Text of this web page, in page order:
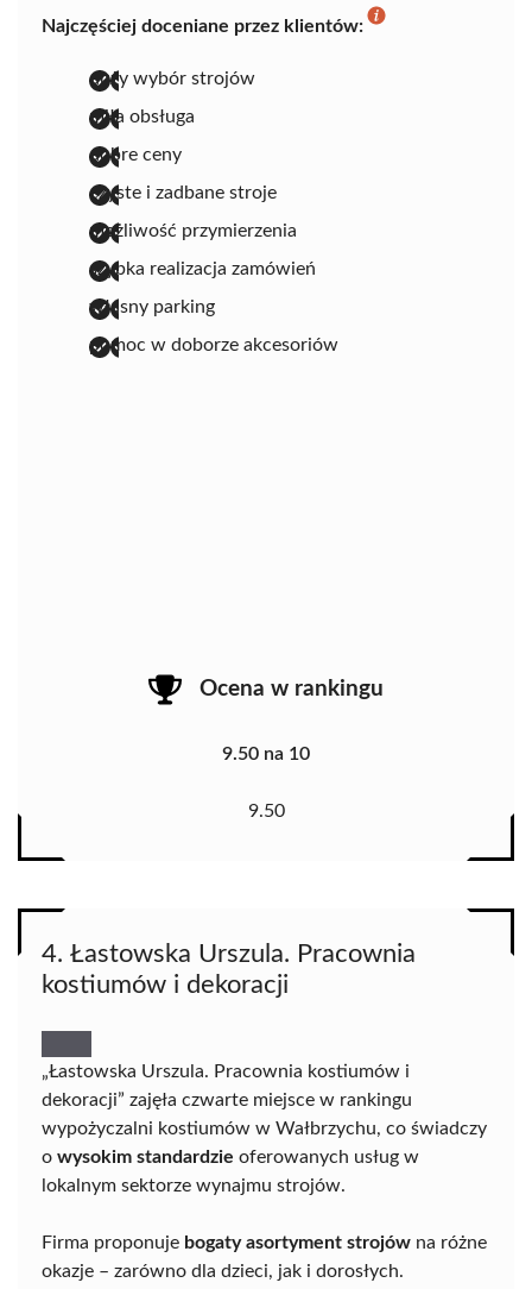
Najczęściej doceniane przez klientów:
duży wybór strojów
miła obsługa
dobre ceny
czyste i zadbane stroje
możliwość przymierzenia
szybka realizacja zamówień
własny parking
pomoc w doborze akcesoriów
Ocena w rankingu
9.50 na 10
9.50
4. Łastowska Urszula. Pracownia
kostiumów i dekoracji
„Łastowska Urszula. Pracownia kostiumów i
dekoracji” zajęła czwarte miejsce w rankingu
wypożyczalni kostiumów w Wałbrzychu, co świadczy
o wysokim standardzie oferowanych usług w
lokalnym sektorze wynajmu strojów.
Firma proponuje bogaty asortyment strojów na różne
okazje – zarówno dla dzieci, jak i dorosłych.